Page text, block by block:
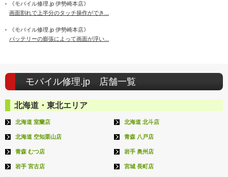
《モバイル修理.jp 伊勢崎本店》
画面割れで上半分のタッチ操作ができ...
《モバイル修理.jp 伊勢崎本店》
バッテリーの膨張によって画面が浮い...
モバイル修理.jp 店舗一覧
北海道・東北エリア
北海道 室蘭店 北海道 北斗店
北海道 空知栗山店 青森 八戸店
青森 むつ店 岩手 奥州店
岩手 宮古店 宮城 長町店